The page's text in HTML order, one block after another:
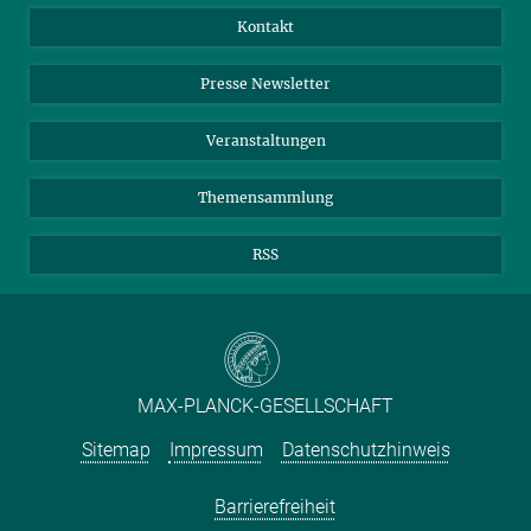
Meldestelle Fehlverhalten
YouTube
Kontakt
Presse Newsletter
Veranstaltungen
Themensammlung
RSS
MAX-PLANCK-GESELLSCHAFT
Sitemap
Impressum Datenschutzhinweis
Barrierefreiheit